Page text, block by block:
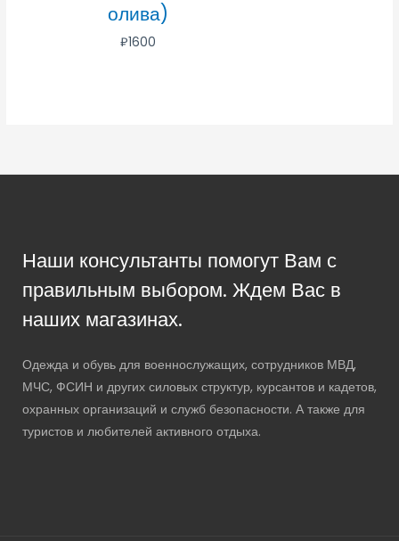
олива)
₽1600
Наши консультанты помогут Вам с
правильным выбором. Ждем Вас в
наших магазинах.
Одежда и обувь для военнослужащих, сотрудников МВД,
МЧС, ФСИН и других силовых структур, курсантов и кадетов,
охранных организаций и служб безопасности. А также для
туристов и любителей активного отдыха.